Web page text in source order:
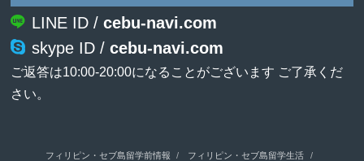
LINE ID /cebu-navi.com
skype ID /cebu-navi.com
ご返答は10:00-20:00になることがございます ご了承くだ
さい。
フィリピン・セブ島留学前情報
フィリピン・セブ島留学生活